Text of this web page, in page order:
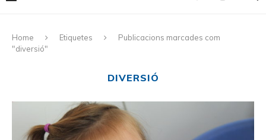
Home Etiquetes
Publicacions marcades com
"diversió"
DIVERSIÓ